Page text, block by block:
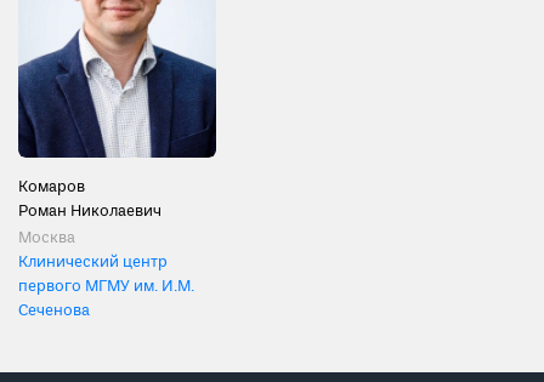
Комаров
Роман Николаевич
Москва
Клинический центр
первого МГМУ им. И.М.
Сеченова